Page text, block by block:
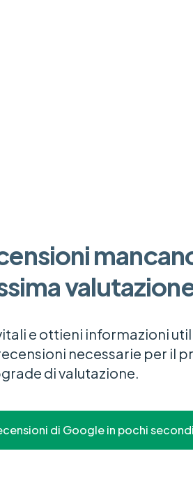
e ottieni informazioni
necessarie per il
di valutazione.
di Google in pochi secondi